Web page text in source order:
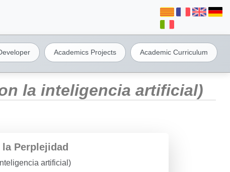
Academics Projects Academic Curriculum
la inteligencia artificial)
Perplejidad
artificial)